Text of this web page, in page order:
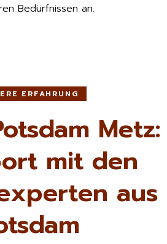
Bedürfnissen an.
ERFAHRUNG
Metz:
mit den
aus